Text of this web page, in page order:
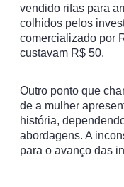
vendido rifas para
colhidos pelos
comercializado por
custavam R$ 50.
Outro ponto que
de a mulher
história,
abordagens. A
para o avanço das